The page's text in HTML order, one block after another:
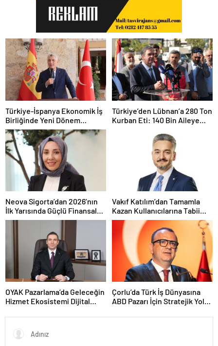
Türkiye-İspanya Ekonomik İş
Birliğinde Yeni Dönem
Vurgusu
Türkiye’den Lübnan’a 280 Ton
Kurban Eti: 140 Bin Aileye
Neova Sigorta’dan 2026’nın
İlk Yarısında Güçlü Finansal
Performans
Vakıf Katılım’dan Tamamla
Kazan Kullanıcılarına Tabii
Premium Fırsatı
OYAK Pazarlama’da Geleceğin
Hizmet Ekosistemi Dijital
Çorlu’da Türk İş Dünyasına
ABD Pazarı İçin Stratejik Yol